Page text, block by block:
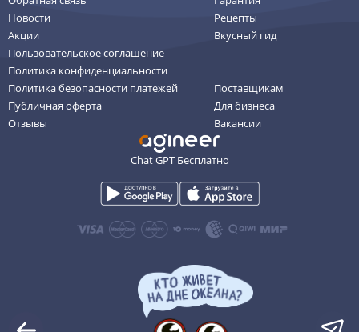
Новости
Акции
Пользовательское соглашение
Политика конфиденциальности
Политика безопасности платежей
Публичная оферта
Отзывы
Рецепты
Вкусный гид
Поставщикам
Для бизнеса
Вакансии
Chat GPT Бесплатно